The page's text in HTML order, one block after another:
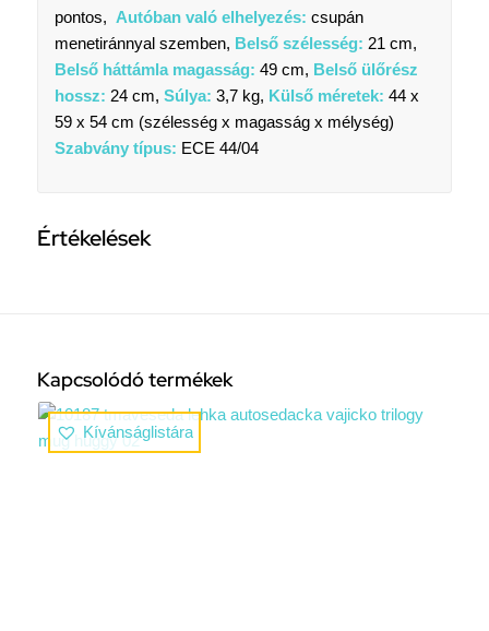
pontos, Autóban való elhelyezés: csupán
menetiránnyal szemben, Belső szélesség: 21 cm,
Belső háttámla magasság: 49 cm, Belső ülőrész
hossz: 24 cm, Súlya: 3,7 kg, Külső méretek: 44 x
59 x 54 cm (szélesség x magasság x mélység)
Szabvány típus: ECE 44/04
Értékelések
Kapcsolódó termékek
Kívánságlistára